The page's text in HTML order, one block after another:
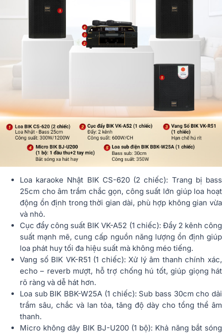
Loa karaoke Nhật BIK CS-620 (2 chiếc): Trang bị bass
25cm cho âm trầm chắc gọn, công suất lớn giúp loa hoạt
động ổn định trong thời gian dài, phù hợp không gian vừa
và nhỏ.
Cục đẩy công suất BIK VK-A52 (1 chiếc): Đẩy 2 kênh công
suất mạnh mẽ, cung cấp nguồn năng lượng ổn định giúp
loa phát huy tối đa hiệu suất mà không méo tiếng.
Vang số BIK VK-R51 (1 chiếc): Xử lý âm thanh chính xác,
echo – reverb mượt, hỗ trợ chống hú tốt, giúp giọng hát
rõ ràng và dễ hát hơn.
Loa sub BIK BBK-W25A (1 chiếc): Sub bass 30cm cho dải
trầm sâu, chắc và lan tỏa, tăng độ dày cho tổng thể âm
thanh.
Micro không dây BIK BJ-U200 (1 bộ): Khả năng bắt sóng